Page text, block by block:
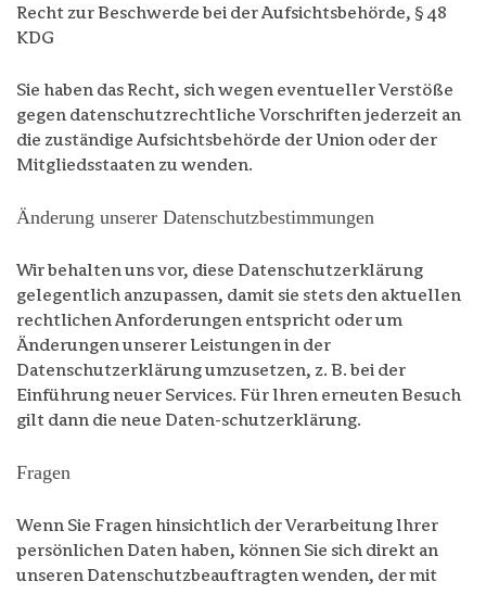
Recht zur Beschwerde bei der Aufsichtsbehörde, § 48
KDG
Sie haben das Recht, sich wegen eventueller Verstöße
gegen datenschutzrechtliche Vorschriften jederzeit an
die zuständige Aufsichtsbehörde der Union oder der
Mitgliedsstaaten zu wenden.
Änderung unserer Datenschutzbestimmungen
Wir behalten uns vor, diese Datenschutzerklärung
gelegentlich anzupassen, damit sie stets den aktuellen
rechtlichen Anforderungen entspricht oder um
Änderungen unserer Leistungen in der
Datenschutzerklärung umzusetzen, z. B. bei der
Einführung neuer Services. Für Ihren erneuten Besuch
gilt dann die neue Daten-schutzerklärung.
Fragen
Wenn Sie Fragen hinsichtlich der Verarbeitung Ihrer
persönlichen Daten haben, können Sie sich direkt an
unseren Datenschutzbeauftragten wenden, der mit